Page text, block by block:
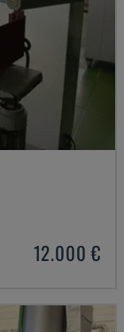
12.000 €